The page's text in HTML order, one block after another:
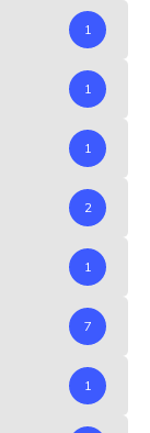
1
1
1
2
1
7
1